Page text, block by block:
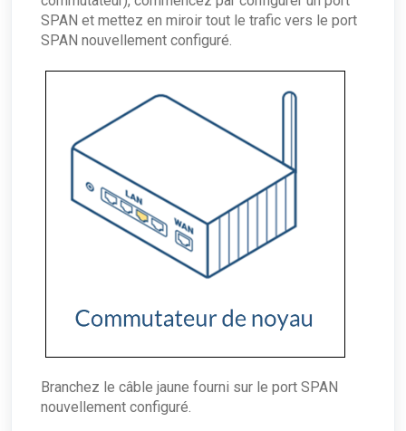
SPAN et mettez en miroir tout le trafic vers le port
SPAN nouvellement configuré.
Branchez le câble jaune fourni sur le port SPAN
nouvellement configuré.